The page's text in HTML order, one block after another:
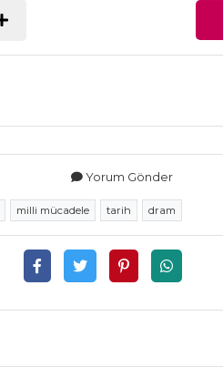
Yorum Gönder
milli mücadele tarih dram